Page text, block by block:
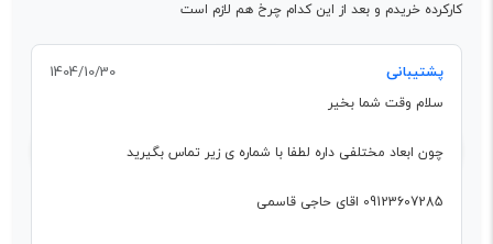
کارکرده خریدم و بعد از این کدام چرخ هم لازم است
پشتیبانی 1404/10/30
سلام وقت شما بخیر
چون ابعاد مختلفی داره لطفا با شماره ی زیر تماس بگیرید
09123607285 اقای حاجی قاسمی